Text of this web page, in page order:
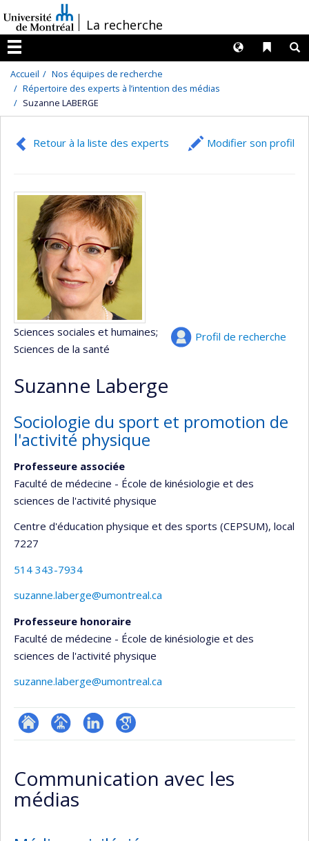
au
contenu
/La recherche
Menu
Liens
Langues
Accueil
Nos équipes de recherche
Répertoire des experts à l’intention des médias
Suzanne LABERGE
Retour à la liste des experts Modifier son profil
Profil de recherche
Sciences sociales et humaines;
Sciences de la santé
Suzanne Laberge
Sociologie du sport et promotion de
l'activité physique
Professeure associée
Faculté de médecine - École de kinésiologie et des
sciences de l'activité physique
Centre d'éducation physique et des sports (CEPSUM), local
7227
514 343-7934
suzanne.laberge@umontreal.ca
Professeure honoraire
Faculté de médecine - École de kinésiologie et des
sciences de l'activité physique
suzanne.laberge@umontreal.ca
ResearchGate
Page
(faculté,département,école)
LinkedInGoogle
Communication avec les
médias